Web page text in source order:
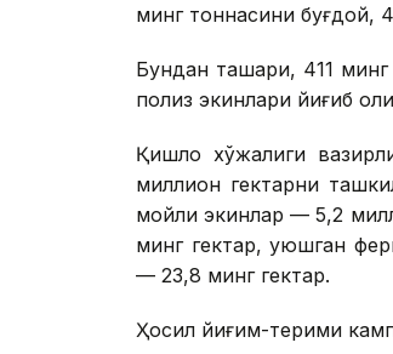
минг тоннасини буғдой,
Бундан ташқари, 411
полиз экинлари йиғиб
Қишлоқ хўжалиги
миллион гектарни
мойли экинлар — 5,2
минг гектар, уюшган
— 23,8 минг гектар.
Ҳосил йиғим-терими